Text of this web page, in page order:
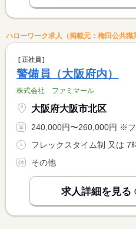
ハローワーク求人（掲載元：梅田公共職
正社員
警備員（大阪府内）
株式会社 ファミマール
大阪府大阪市北区
240,000円〜260,000円 ※フルタイム求人の場合は月額（換
その他
求人詳細を見る